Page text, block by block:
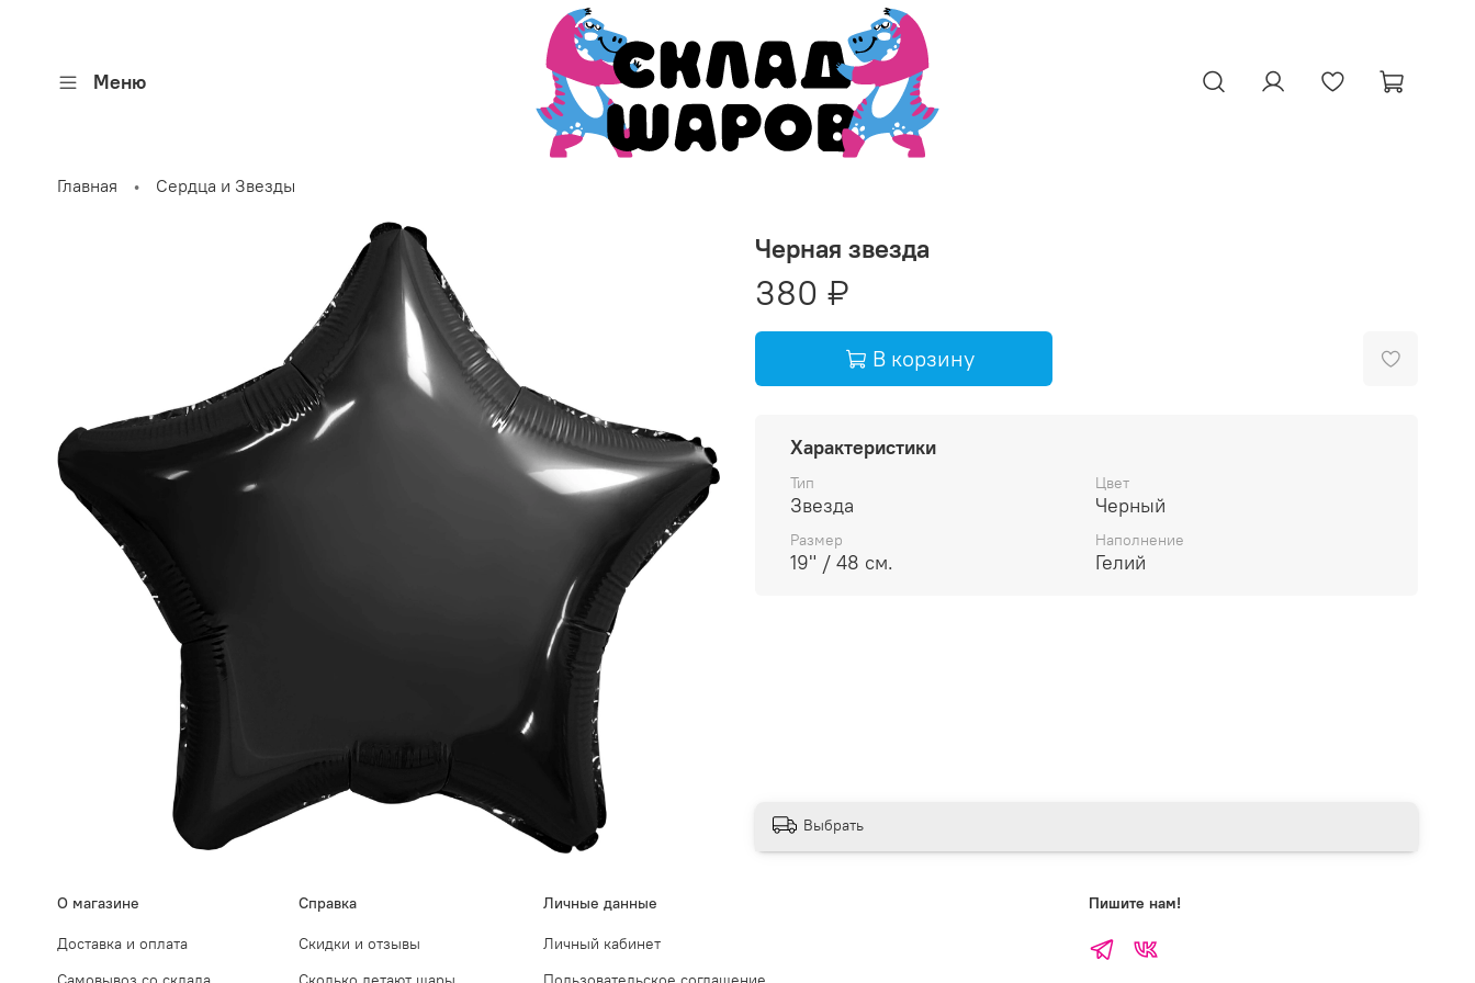
Меню ПоискЛичныйИзбранноеКорзина
Главная Сердца и Звезды
Черная звезда
380 ₽
Добавить в корзину: Черная звезда
В корзину
Характеристики
Тип
Звезда
Цвет
Черный
Размер
19" / 48 см.
Наполнение
Гелий
Выбрать
О магазине
Доставка и оплата
Справка
Скидки и отзывы
Личные данные
Личный кабинет
Пишите нам!
Telegram